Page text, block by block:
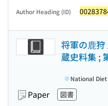
Author Heading (ID)
将軍の鹿狩
蔵史料集 ;
Paper 図書
National